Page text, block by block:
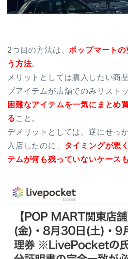
2つ目の方法は、ポップマートの
う方法。
メリットとしては購入したい商
ブアイテムが店舗でのみリスト
困難なアイテムを一気にまとめ
る こと。
デメリットとしては、逆にせっ
入店したのに、 タイミングが悪
テムが何も残っていないケース